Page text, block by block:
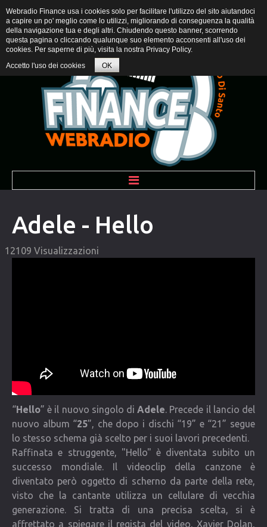
BENVENUTI
PROGRAMMI
CONTATTI
Adele - Hello
12109 Visualizzazioni
“Hello” è il nuovo singolo di Adele . Precede il lancio del
nuovo album “25”, che dopo i dischi “19” e “21” segue
lo stesso schema già scelto per i suoi lavori precedenti.
Raffinata e struggente, "Hello" è diventata subito un
successo mondiale. Il videoclip della canzone è
diventato però oggetto di scherno da parte della rete,
visto che la cantante utilizza un cellulare di vecchia
generazione. Si tratta di una precisa scelta, si è
affrettato a spiegare il regista del video, Xavier Dolan,
Webradio Finance usa i cookies solo per facilitare l'utilizzo del sito aiutandoci
a capire un po' meglio come lo utilizzi, migliorando di conseguenza la qualità
della navigazione tua e degli altri. Chiudendo questo banner, scorrendo
questa pagina o cliccando qualunque suo elemento acconsenti all'uso dei
cookies. Per saperne di più, visita la nostra Privacy Policy.
Accetto l'uso dei cookies
OK